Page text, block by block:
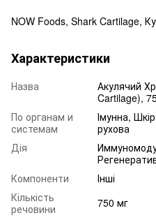
NOW Foods, Shark Cartilage,
Характеристики
Назва
Акулячий
Cartilage),
По органам и
системам
Імунна,
рухова
Дія
Компоненти
Інші
Кількість
речовини
750 мг